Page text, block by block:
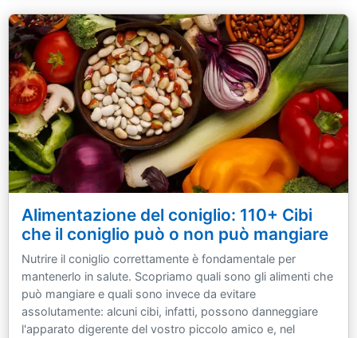
Alimentazione del coniglio: 110+ Cibi
che il coniglio può o non può mangiare
Nutrire il coniglio correttamente è fondamentale per
mantenerlo in salute. Scopriamo quali sono gli alimenti che
può mangiare e quali sono invece da evitare
assolutamente: alcuni cibi, infatti, possono danneggiare
l'apparato digerente del vostro piccolo amico e, nel